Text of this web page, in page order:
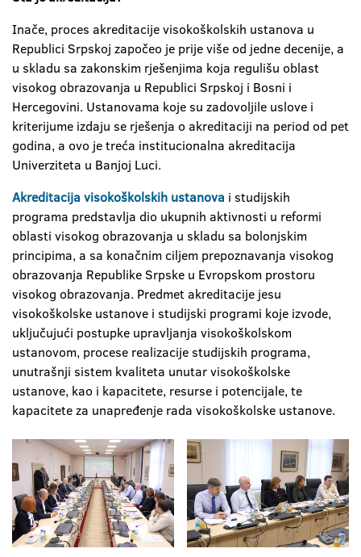
Inače, proces akreditacije visokoškolskih ustanova u
Republici Srpskoj započeo je prije više od jedne decenije, a
u skladu sa zakonskim rješenjima koja regulišu oblast
visokog obrazovanja u Republici Srpskoj i Bosni i
Hercegovini. Ustanovama koje su zadovoljile uslove i
kriterijume izdaju se rješenja o akreditaciji na period od pet
godina, a ovo je treća institucionalna akreditacija
Univerziteta u Banjoj Luci.
Akreditacija visokoškolskih ustanova i studijskih
programa predstavlja dio ukupnih aktivnosti u reformi
oblasti visokog obrazovanja u skladu sa bolonjskim
principima, a sa konačnim ciljem prepoznavanja visokog
obrazovanja Republike Srpske u Evropskom prostoru
visokog obrazovanja. Predmet akreditacije jesu
visokoškolske ustanove i studijski programi koje izvode,
uključujući postupke upravljanja visokoškolskom
ustanovom, procese realizacije studijskih programa,
unutrašnji sistem kvaliteta unutar visokoškolske
ustanove, kao i kapacitete, resurse i potencijale, te
kapacitete za unapređenje rada visokoškolske ustanove.